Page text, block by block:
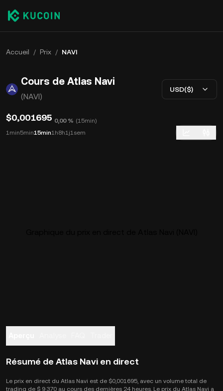
Accueil / Prix / NAVI
Cours de Atlas Navi
(NAVI)
USD($)
$0,001695 0,00 % (15min)
1min5min15min1h8h1j1sem
Résumé de Atlas Navi en direct
Le prix en direct du Atlas Navi est de $0,001695, avec un volume total de
trading de $ 9 370 au cours des dernières 24 heures. Le prix du Atlas Navi a